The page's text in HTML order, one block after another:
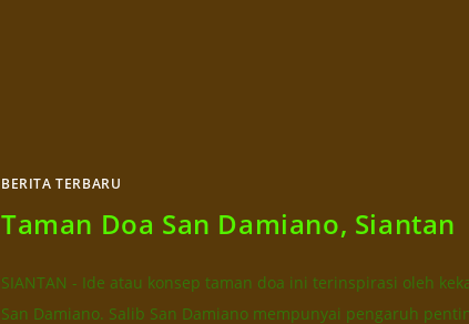
BERITA TERBARU
Taman Doa San Damiano, Siantan
SIANTAN - Ide atau konsep taman doa ini terinspirasi oleh
San Damiano. Salib San Damiano mempunyai pengaruh